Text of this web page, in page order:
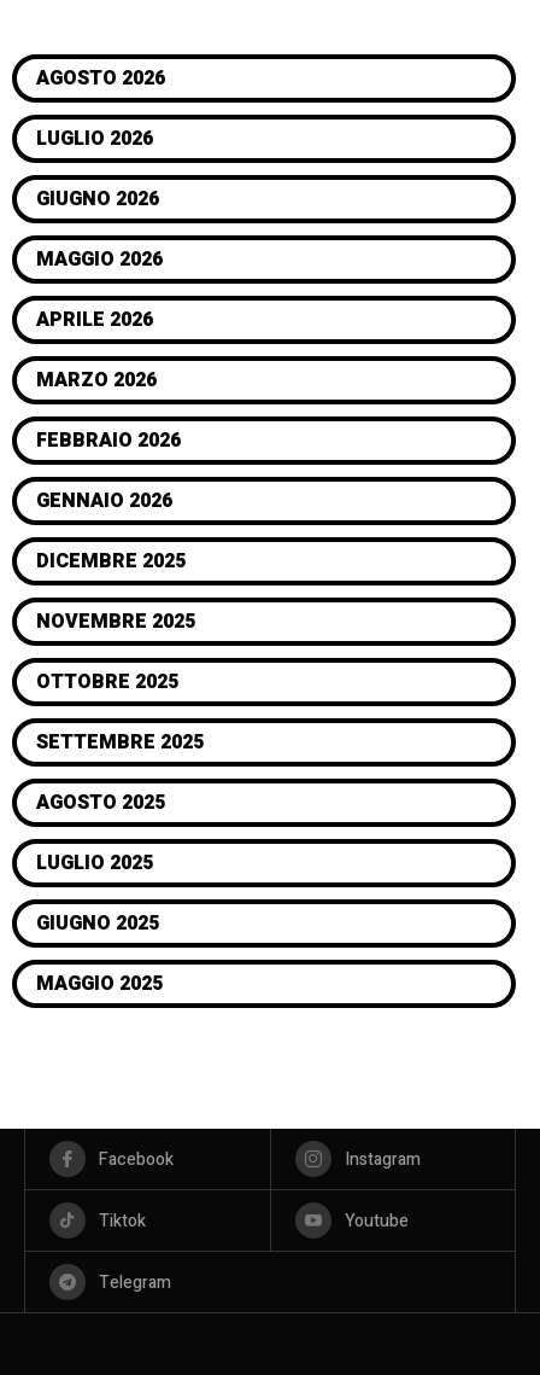
AGOSTO 2026
LUGLIO 2026
GIUGNO 2026
MAGGIO 2026
APRILE 2026
MARZO 2026
FEBBRAIO 2026
GENNAIO 2026
DICEMBRE 2025
NOVEMBRE 2025
OTTOBRE 2025
SETTEMBRE 2025
AGOSTO 2025
LUGLIO 2025
GIUGNO 2025
MAGGIO 2025
Facebook Instagram
Tiktok Youtube
Telegram